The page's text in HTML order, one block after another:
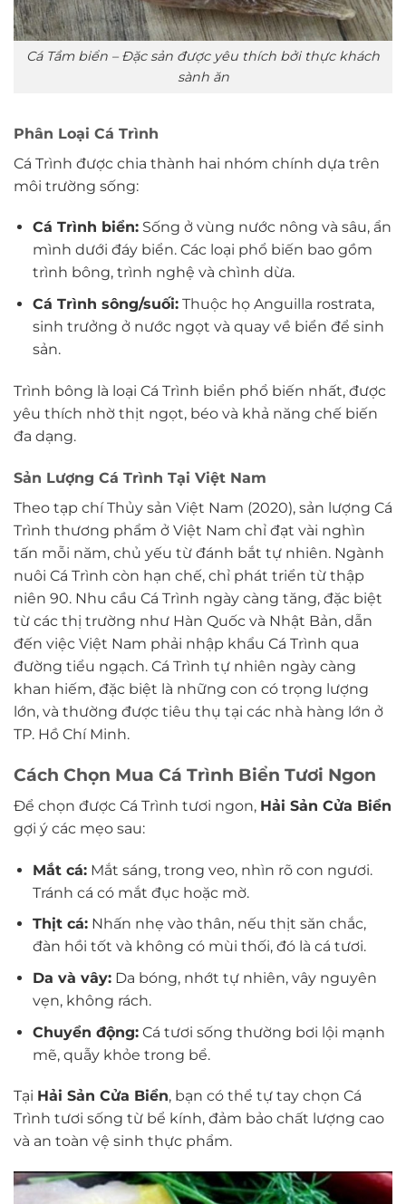
Cá Tầm biển – Đặc sản được yêu thích bởi thực khách
sành ăn
Phân Loại Cá Trình
Cá Trình được chia thành hai nhóm chính dựa trên
môi trường sống:
Cá Trình biển:Sống ở vùng nước nông và sâu, ẩn
mình dưới đáy biển. Các loại phổ biến bao gồm
trình bông, trình nghệ và chình dừa.
Cá Trình sông/suối:Thuộc họ Anguilla rostrata,
sinh trưởng ở nước ngọt và quay về biển để sinh
sản.
Trình bông là loại Cá Trình biển phổ biến nhất, được
yêu thích nhờ thịt ngọt, béo và khả năng chế biến
đa dạng.
Sản Lượng Cá Trình Tại Việt Nam
Theo tạp chí Thủy sản Việt Nam (2020), sản lượng Cá
Trình thương phẩm ở Việt Nam chỉ đạt vài nghìn
tấn mỗi năm, chủ yếu từ đánh bắt tự nhiên. Ngành
nuôi Cá Trình còn hạn chế, chỉ phát triển từ thập
niên 90. Nhu cầu Cá Trình ngày càng tăng, đặc biệt
từ các thị trường như Hàn Quốc và Nhật Bản, dẫn
đến việc Việt Nam phải nhập khẩu Cá Trình qua
đường tiểu ngạch. Cá Trình tự nhiên ngày càng
khan hiếm, đặc biệt là những con có trọng lượng
lớn, và thường được tiêu thụ tại các nhà hàng lớn ở
TP. Hồ Chí Minh.
Cách Chọn Mua Cá Trình Biển Tươi Ngon
Để chọn được Cá Trình tươi ngon, Hải Sản Cửa Biển
gợi ý các mẹo sau:
Mắt cá:Mắt sáng, trong veo, nhìn rõ con ngươi.
Tránh cá có mắt đục hoặc mờ.
Thịt cá:Nhấn nhẹ vào thân, nếu thịt săn chắc,
đàn hồi tốt và không có mùi thối, đó là cá tươi.
Da và vây:Da bóng, nhớt tự nhiên, vây nguyên
vẹn, không rách.
Chuyển động:Cá tươi sống thường bơi lội mạnh
mẽ, quẫy khỏe trong bể.
Tại Hải Sản Cửa Biển, bạn có thể tự tay chọn Cá
Trình tươi sống từ bể kính, đảm bảo chất lượng cao
và an toàn vệ sinh thực phẩm.